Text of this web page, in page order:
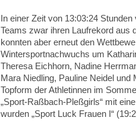
In einer Zeit von 13:03:24
Teams zwar ihren Laufrekord aus
konnten aber erneut den
Wintersportnachwuchs um
Theresa Eichhorn, Nadine
Mara Niedling, Pauline Neidel
Topform der Athletinnen im
„Sport-Raßbach-Pleßgirls“ mit
wurden „Sport Luck Frauen I“